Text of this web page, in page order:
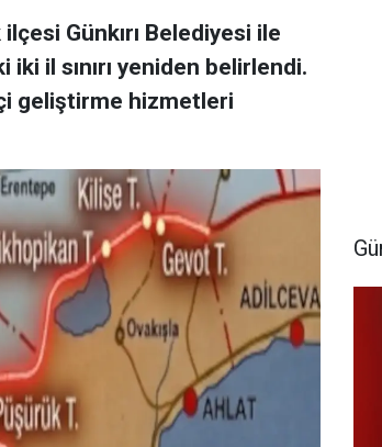
Günkırı Belediyesi ile
il sınırı yeniden belirlendi.
geliştirme hizmetleri